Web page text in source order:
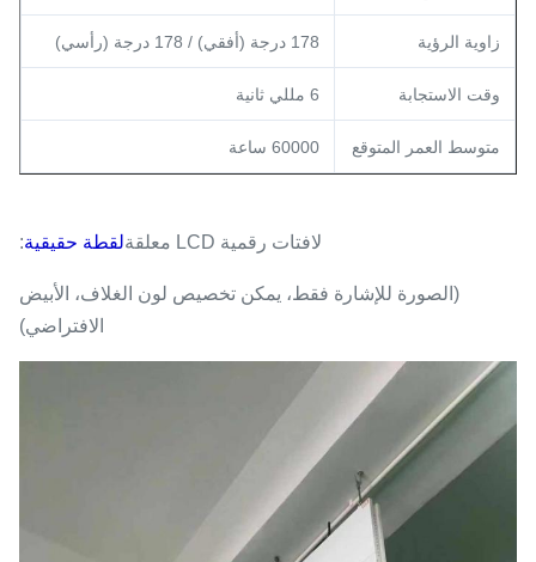
زاوية الرؤية 178 درجة (أفقي) / 178 درجة (رأسي)
وقت الاستجابة 6 مللي ثانية
متوسط ​​العمر المتوقع 60000 ساعة
لافتات رقمية LCD معلقة لقطة حقيقية:
(الصورة للإشارة فقط، يمكن تخصيص لون الغلاف، الأبيض
الافتراضي)